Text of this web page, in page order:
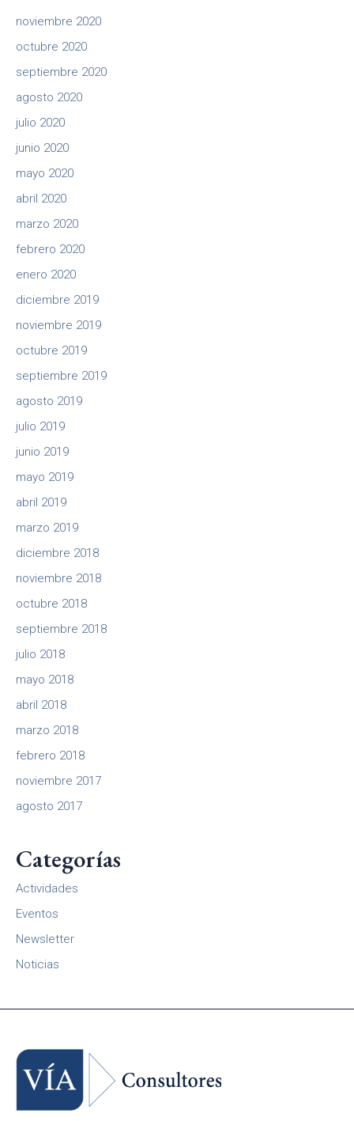
noviembre 2020
octubre 2020
septiembre 2020
agosto 2020
julio 2020
junio 2020
mayo 2020
abril 2020
marzo 2020
febrero 2020
enero 2020
diciembre 2019
noviembre 2019
octubre 2019
septiembre 2019
agosto 2019
julio 2019
junio 2019
mayo 2019
abril 2019
marzo 2019
diciembre 2018
noviembre 2018
octubre 2018
septiembre 2018
julio 2018
mayo 2018
abril 2018
marzo 2018
febrero 2018
noviembre 2017
agosto 2017
Categorías
Actividades
Eventos
Newsletter
Noticias